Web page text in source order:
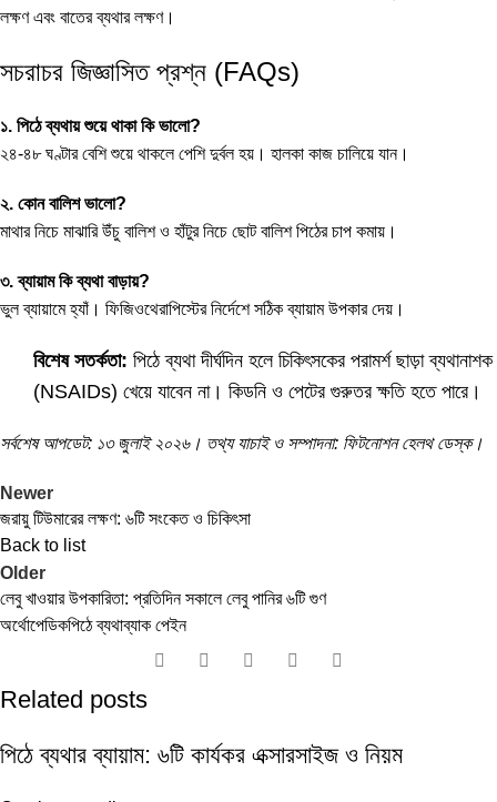
লক্ষণএবং বাতের ব্যথার লক্ষণ।
সচরাচর জিজ্ঞাসিত প্রশ্ন (FAQs)
১. পিঠে ব্যথায় শুয়ে থাকা কি ভালো?
২৪-৪৮ ঘণ্টার বেশি শুয়ে থাকলে পেশি দুর্বল হয়। হালকা কাজ চালিয়ে যান।
২. কোন বালিশ ভালো?
মাথার নিচে মাঝারি উঁচু বালিশ ও হাঁটুর নিচে ছোট বালিশ পিঠের চাপ কমায়।
৩. ব্যায়াম কি ব্যথা বাড়ায়?
ভুল ব্যায়ামে হ্যাঁ। ফিজিওথেরাপিস্টের নির্দেশে সঠিক ব্যায়াম উপকার দেয়।
বিশেষ সতর্কতা: পিঠে ব্যথা দীর্ঘদিন হলে চিকিৎসকের পরামর্শ ছাড়া ব্যথানাশক
(NSAIDs) খেয়ে যাবেন না। কিডনি ও পেটের গুরুতর ক্ষতি হতে পারে।
সর্বশেষ আপডেট: ১৩ জুলাই ২০২৬। তথ্য যাচাই ও সম্পাদনা: ফিটনোশন হেলথ ডেস্ক।
Newer
জরায়ু টিউমারের লক্ষণ: ৬টি সংকেত ও চিকিৎসা
Back to list
Older
লেবু খাওয়ার উপকারিতা: প্রতিদিন সকালে লেবু পানির ৬টি গুণ
অর্থোপেডিকপিঠে ব্যথাব্যাক পেইন
Related posts
পিঠে ব্যথার ব্যায়াম: ৬টি কার্যকর এক্সারসাইজ ও নিয়ম